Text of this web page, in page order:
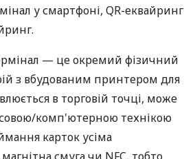
у смартфоні, QR-еквайринг
— це окремий фізичний
з вбудованим принтером для
в торговій точці, може
комп'ютерною технікою
карток усіма